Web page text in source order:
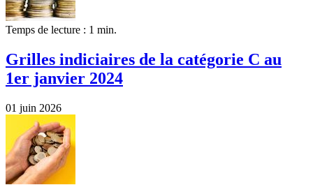
Temps de lecture : 1 min.
Grilles indiciaires de la catégorie C au
1er janvier 2024
01 juin 2026